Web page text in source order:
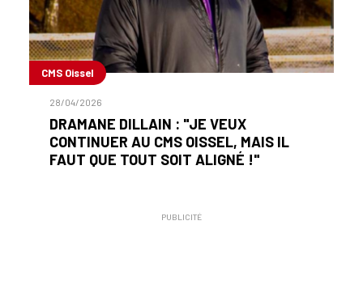
CMS Oissel
28/04/2026
DRAMANE DILLAIN : "JE VEUX
CONTINUER AU CMS OISSEL, MAIS IL
FAUT QUE TOUT SOIT ALIGNÉ !"
PUBLICITÉ